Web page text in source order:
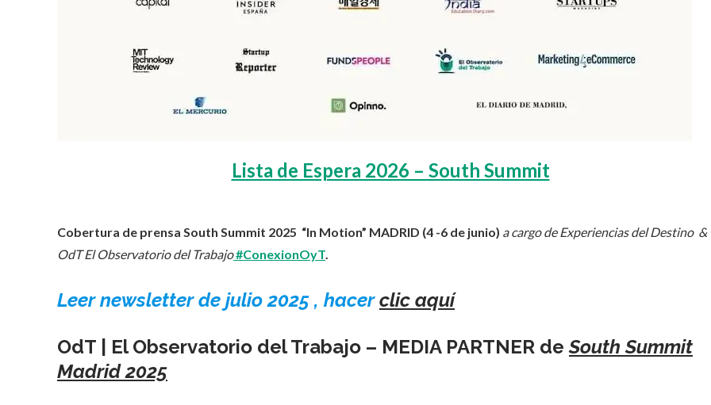
Lista de Espera 2026 – South Summit
Cobertura de prensa South Summit 2025 “In Motion” MADRID (4 -6 de junio) a cargo de Experiencias del Destino &
OdT El Observatorio del Trabajo#ConexionOyT
Leer newsletter de julio 2025 , hacerclic aquí
OdT | El Observatorio del Trabajo – MEDIA PARTNER deSouth Summit
Madrid 2025